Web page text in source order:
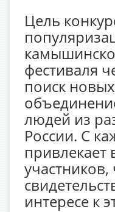
Цель
фестиваля
поиск
людей из
России. С
привлекает
участников,
интересе к